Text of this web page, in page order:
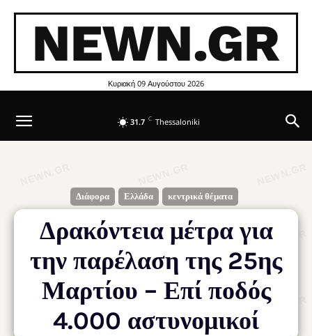
NEWN.GR
Κυριακή 09 Αυγούστου 2026
31.7 C Thessaloniki
Διάφορα Ελλάδα κεντρικά θέματα
Δρακόντεια μέτρα για
την παρέλαση της 25ης
Μαρτίου – Επί ποδός
4.000 αστυνομικοί